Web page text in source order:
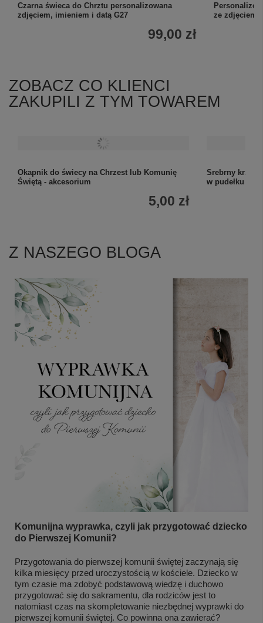
Czarna świeca do Chrztu personalizowana
zdjęciem, imieniem i datą G27
99,00 zł
ze zdjęciem
ZOBACZ CO KLIENCI
ZAKUPILI Z TYM TOWAREM
Okapnik do świecy na Chrzest lub Komunię
Świętą - akcesorium
5,00 zł
Srebrny
w pudełku
Z NASZEGO BLOGA
Komunijna wyprawka, czyli jak przygotować dziecko
do Pierwszej Komunii?
Przygotowania do pierwszej komunii świętej zaczynają się
kilka miesięcy przed uroczystością w kościele. Dziecko w
tym czasie ma zdobyć podstawową wiedzę i duchowo
przygotować się do sakramentu, dla rodziców jest to
natomiast czas na skompletowanie niezbędnej wyprawki do
pierwszej komunii świętej. Co powinna ona zawierać?